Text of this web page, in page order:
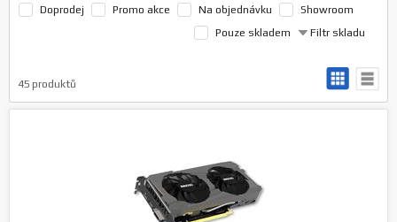
Doprodej
Promo akce Na objednávku
Showroom
Filtr skladu
Pouze skladem
45 produktů